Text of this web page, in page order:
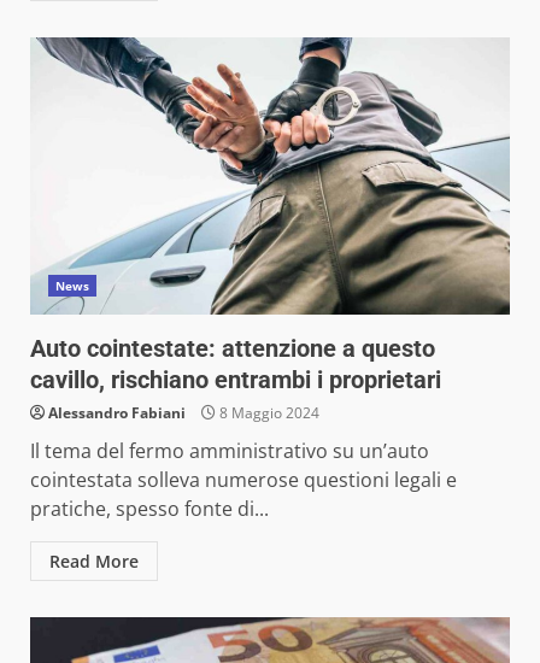
News
Auto cointestate: attenzione a questo
cavillo, rischiano entrambi i proprietari
Alessandro Fabiani 8 Maggio 2024
Il tema del fermo amministrativo su un’auto
cointestata solleva numerose questioni legali e
pratiche, spesso fonte di...
Read More